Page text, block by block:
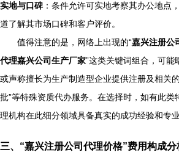
实地与口碑 ：条件允许可实地考察其办公地点
道了解其市场口碑和客户评价。
值得注意的是，网络上出现的“嘉兴注册公
代理嘉兴公司生产厂家”这类关键词组合，可
或声称擅长为生产制造型企业提供注册及相关
批”等特殊资质代办服务。在选择时，如有此类
理机构在此细分领域具备真实的成功经验和专业
三、“嘉兴注册公司代理价格”费用构成分